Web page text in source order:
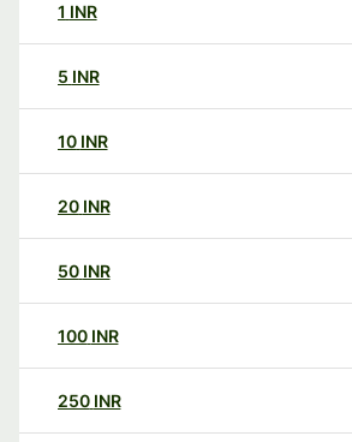
1 INR
5 INR
10 INR
20 INR
50 INR
100 INR
250 INR